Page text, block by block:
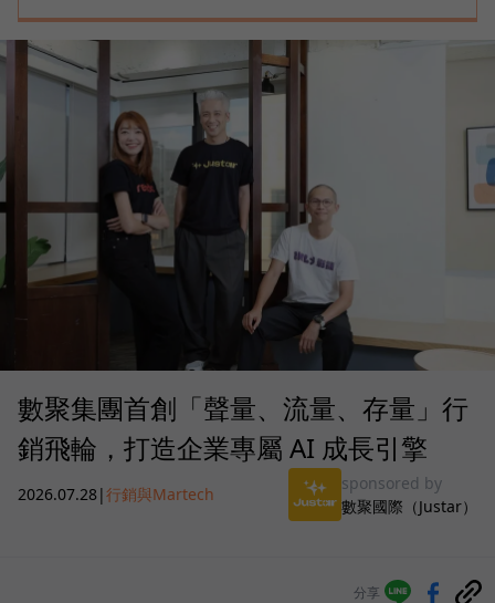
數聚集團首創「聲量、流量、存量」行
銷飛輪，打造企業專屬 AI 成長引擎
2026.07.28|行銷與Martech
sponsored by
數聚國際（Justar）
分享